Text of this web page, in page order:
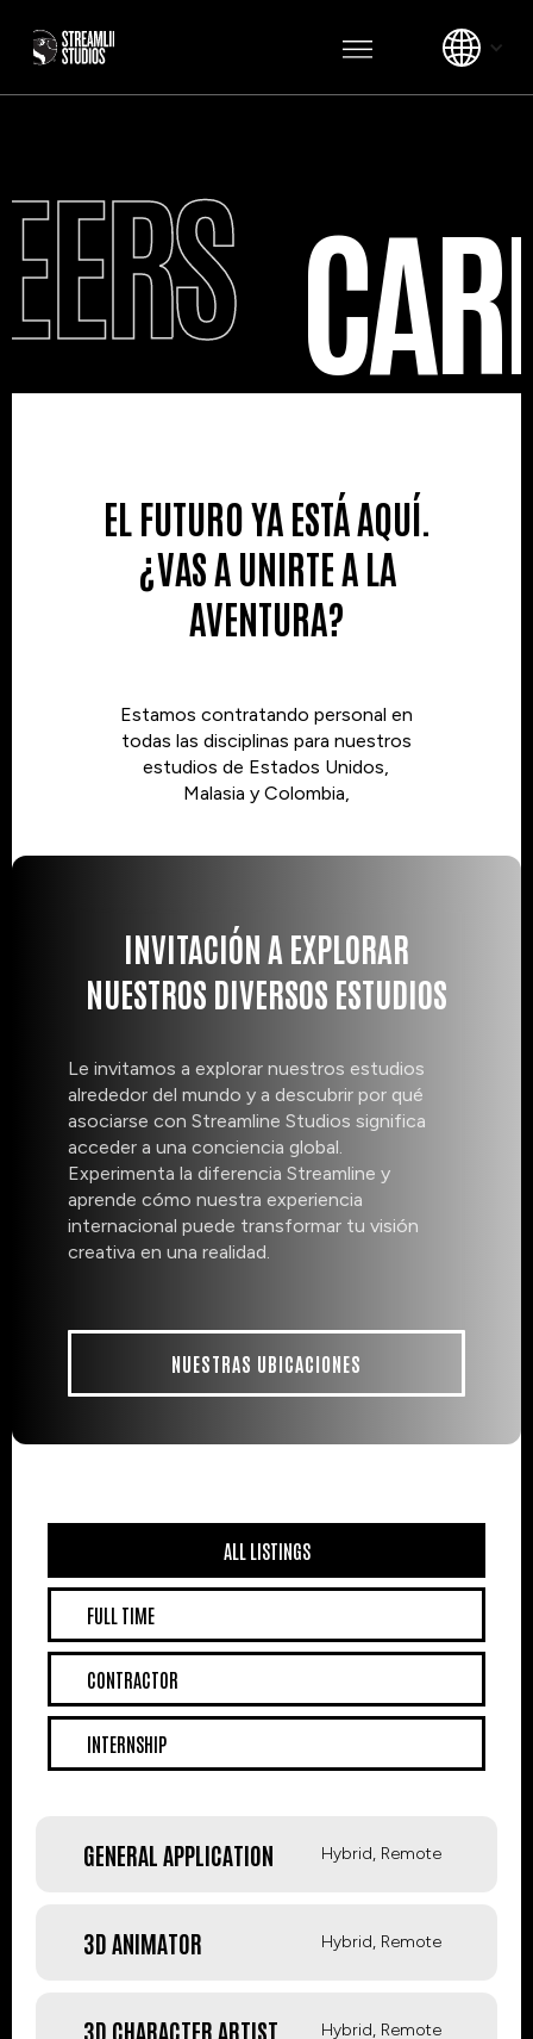
EL FUTURO YA ESTÁ AQUÍ.
¿VAS A UNIRTE A LA
AVENTURA?
Estamos contratando personal en
todas las disciplinas para nuestros
estudios de Estados Unidos,
Malasia y Colombia,
INVITACIÓN A EXPLORAR
NUESTROS DIVERSOS ESTUDIOS
Le invitamos a explorar nuestros estudios
alrededor del mundo y a descubrir por qué
asociarse con Streamline Studios significa
acceder a una conciencia global.
Experimenta la diferencia Streamline y
aprende cómo nuestra experiencia
internacional puede transformar tu visión
creativa en una realidad.
NUESTRAS UBICACIONES
ALL LISTINGS
FULL TIME
CONTRACTOR
INTERNSHIP
GENERAL APPLICATION Hybrid, Remote
3D ANIMATOR Hybrid, Remote
3D CHARACTER ARTIST Hybrid, Remote